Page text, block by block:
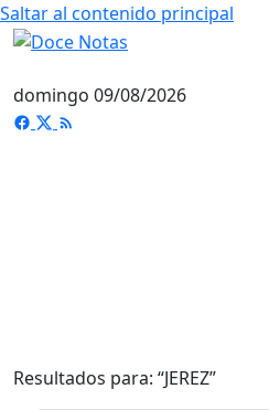
Saltar al contenido principal
domingo 09/08/2026
Resultados para: “JEREZ”